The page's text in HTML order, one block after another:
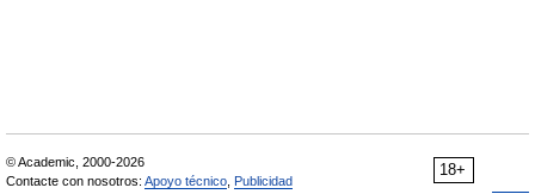
18+
© Academic, 2000-2026
Contacte con nosotros: Apoyo técnico Publicidad